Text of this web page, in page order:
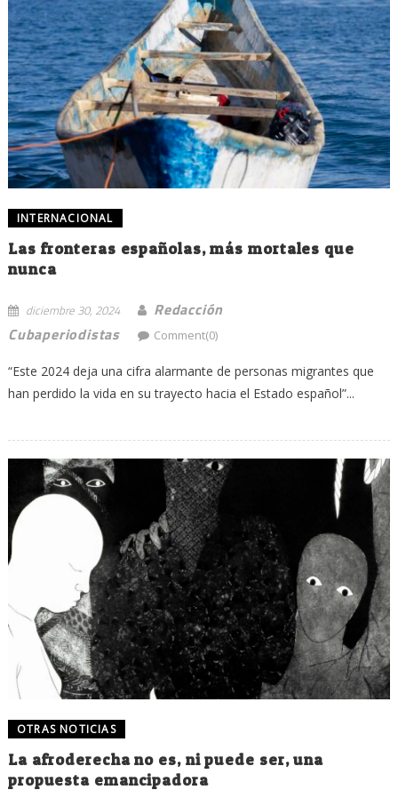
INTERNACIONAL
Las fronteras españolas, más mortales que
nunca
diciembre 30, 2024
Redacción
Cubaperiodistas
Comment(0)
“Este 2024 deja una cifra alarmante de personas migrantes que
han perdido la vida en su trayecto hacia el Estado español”...
OTRAS NOTICIAS
La afroderecha no es, ni puede ser, una
propuesta emancipadora